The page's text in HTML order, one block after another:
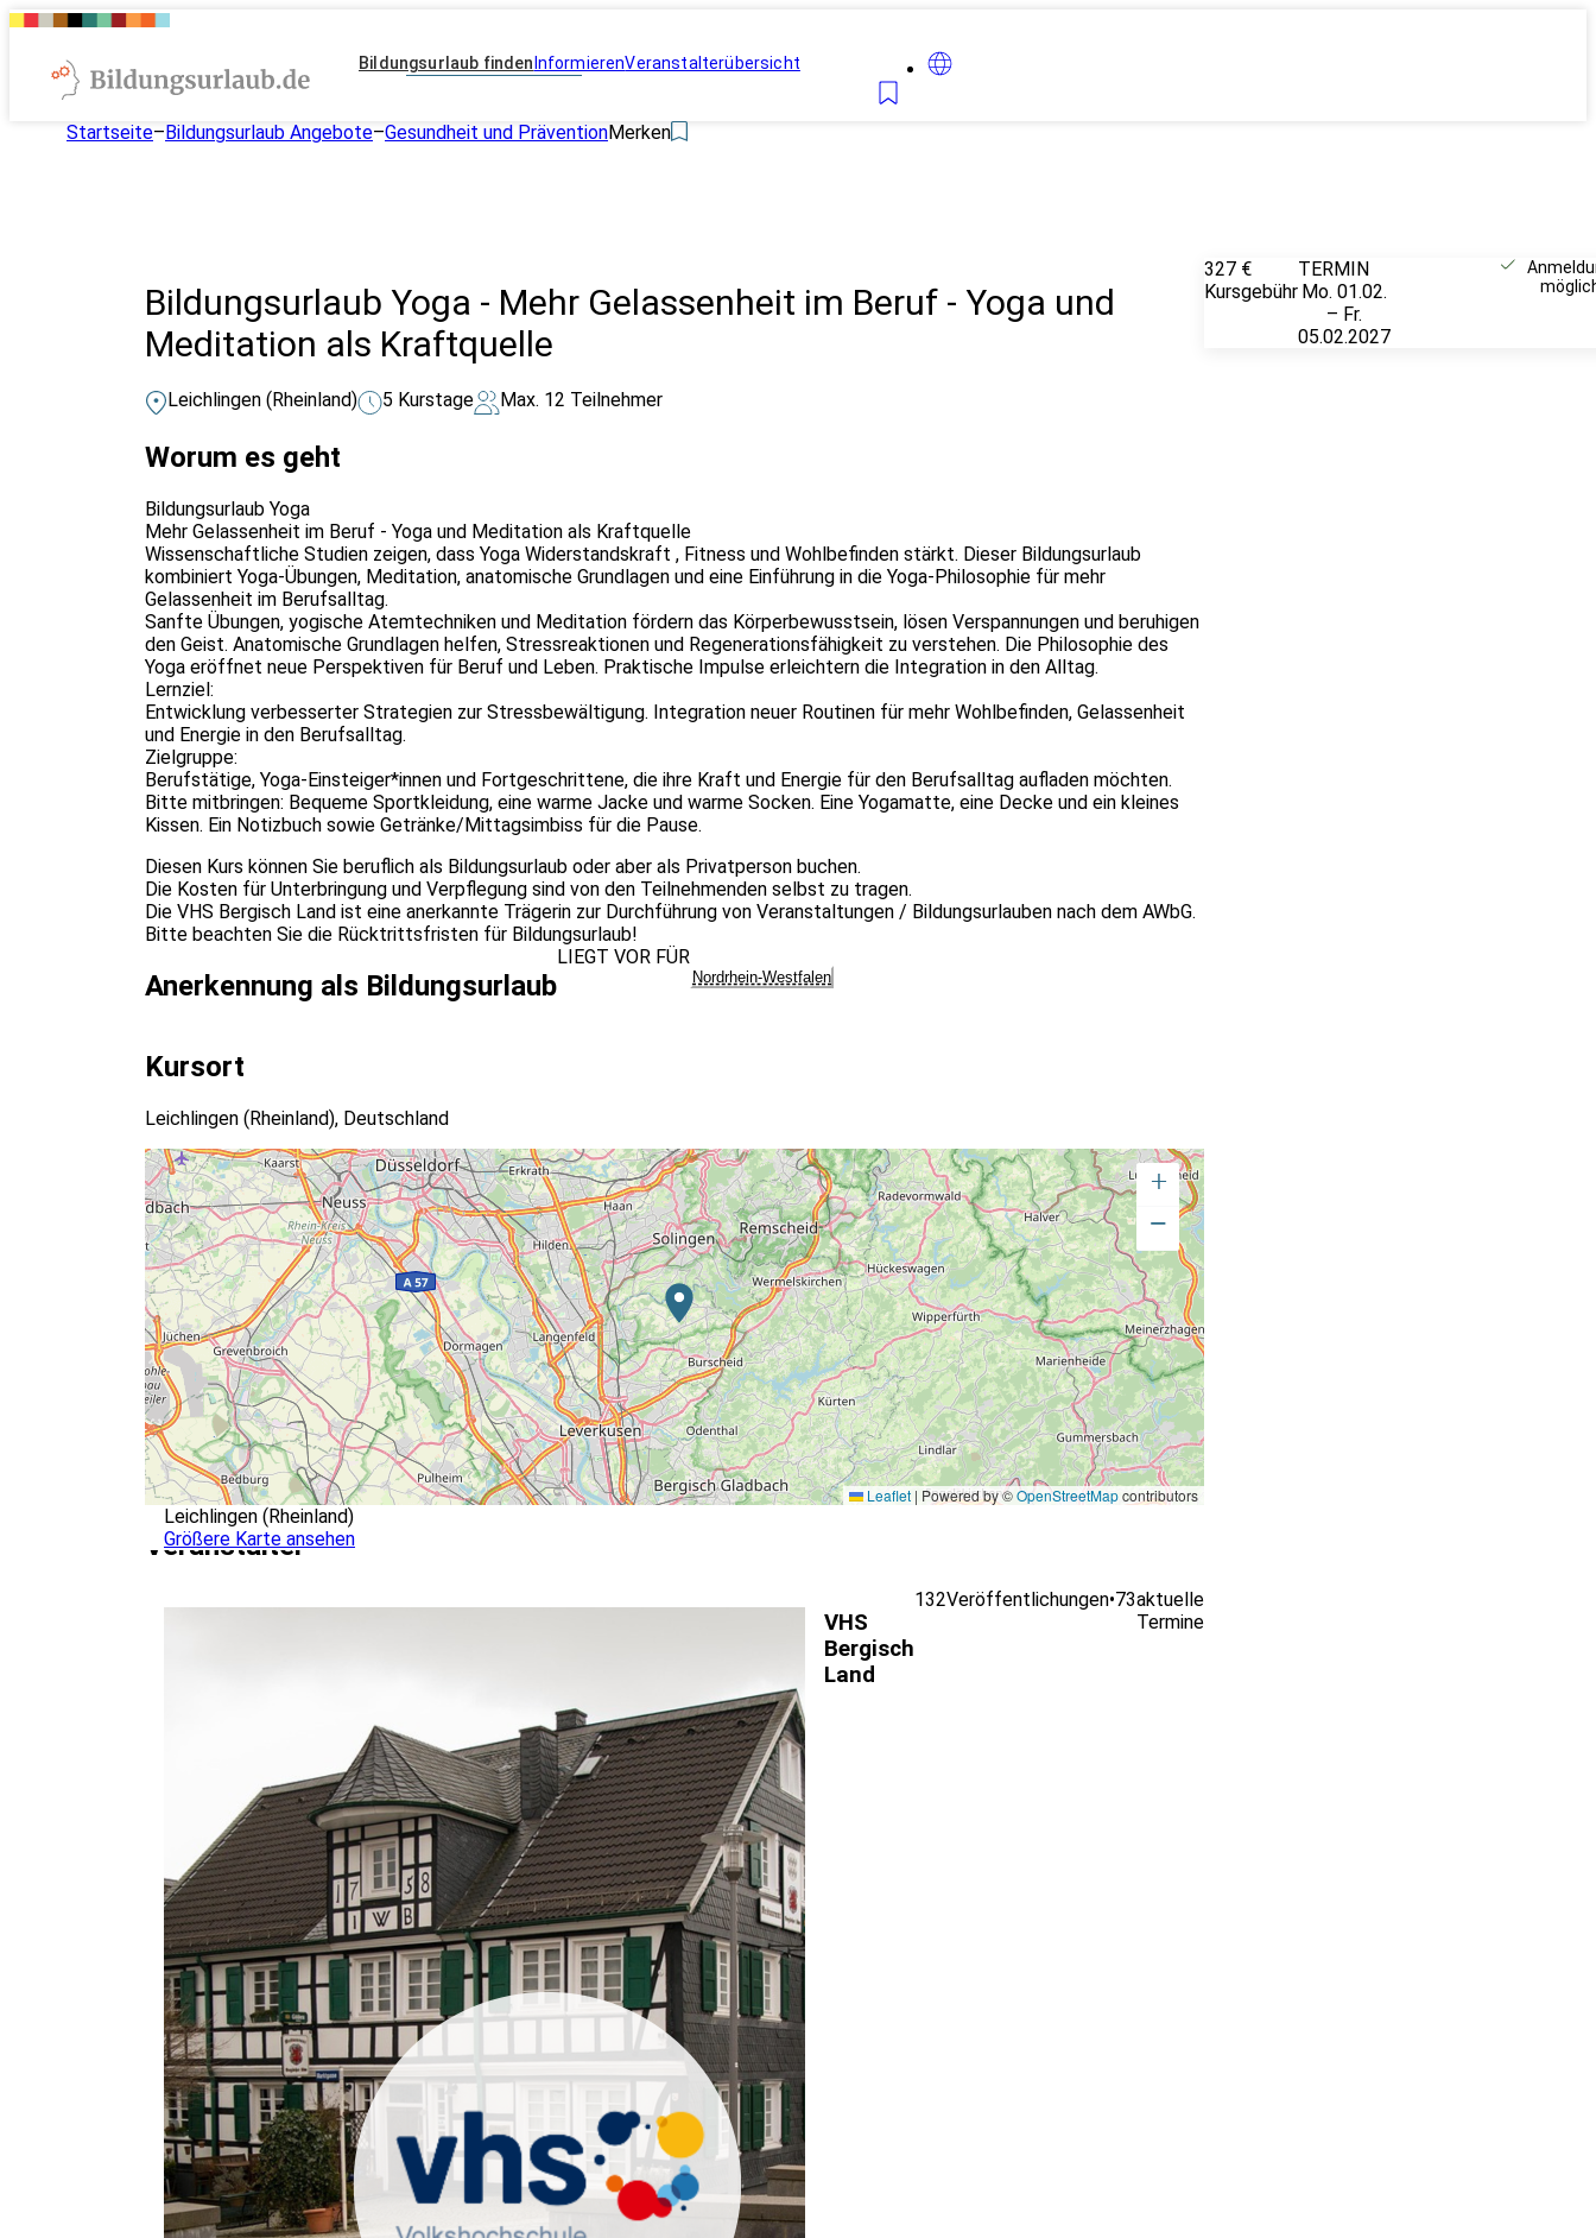
Bildungsurlaub finden InformierenVeranstalterübersicht
Startseite–Bildungsurlaub Angebote–Gesundheit und PräventionMerken
Bildungsurlaub Yoga - Mehr Gelassenheit im Beruf - Yoga und
Meditation als Kraftquelle
Leichlingen (Rheinland) 5 Kurstage Max. 12 Teilnehmer
Worum es geht
Bildungsurlaub Yoga
Mehr Gelassenheit im Beruf - Yoga und Meditation als Kraftquelle
Wissenschaftliche Studien zeigen, dass Yoga Widerstandskraft , Fitness und Wohlbefinden stärkt. Dieser Bildungsurlaub
kombiniert Yoga-Übungen, Meditation, anatomische Grundlagen und eine Einführung in die Yoga-Philosophie für mehr
Gelassenheit im Berufsalltag.
Sanfte Übungen, yogische Atemtechniken und Meditation fördern das Körperbewusstsein, lösen Verspannungen und beruhigen
den Geist. Anatomische Grundlagen helfen, Stressreaktionen und Regenerationsfähigkeit zu verstehen. Die Philosophie des
Yoga eröffnet neue Perspektiven für Beruf und Leben. Praktische Impulse erleichtern die Integration in den Alltag.
Lernziel:
Entwicklung verbesserter Strategien zur Stressbewältigung. Integration neuer Routinen für mehr Wohlbefinden, Gelassenheit
und Energie in den Berufsalltag.
Zielgruppe:
Berufstätige, Yoga-Einsteiger*innen und Fortgeschrittene, die ihre Kraft und Energie für den Berufsalltag aufladen möchten.
Bitte mitbringen: Bequeme Sportkleidung, eine warme Jacke und warme Socken. Eine Yogamatte, eine Decke und ein kleines
Kissen. Ein Notizbuch sowie Getränke/Mittagsimbiss für die Pause.
Diesen Kurs können Sie beruflich als Bildungsurlaub oder aber als Privatperson buchen.
Die Kosten für Unterbringung und Verpflegung sind von den Teilnehmenden selbst zu tragen.
Die VHS Bergisch Land ist eine anerkannte Trägerin zur Durchführung von Veranstaltungen / Bildungsurlauben nach dem AWbG.
Bitte beachten Sie die Rücktrittsfristen für Bildungsurlaub!
Anerkennung als Bildungsurlaub
LIEGT VOR FÜR
Nordrhein-Westfalen
Kursort
Leichlingen (Rheinland), Deutschland
+
−
Leaflet | Powered by ©OpenStreetMapcontributors
Leichlingen (Rheinland)
Größere Karte ansehen
Veranstalter
VHS
Bergisch
Land
132Veröffentlichungen•73aktuelle
Termine
327 €
Kursgebühr
TERMIN
Mo. 01.02.
– Fr.
05.02.2027